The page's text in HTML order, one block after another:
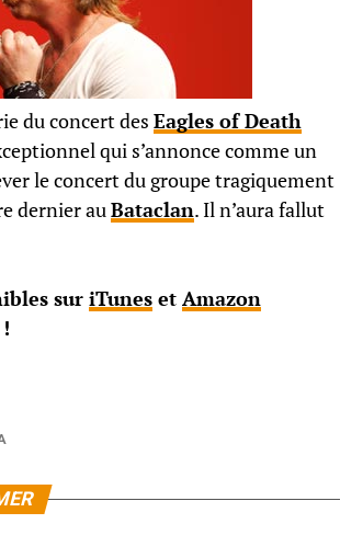
du concert des Eagles of Death
qui s’annonce comme un
le concert du groupe tragiquement
dernier auBataclan. Il n’aura fallut
sur iTunes et Amazon
!